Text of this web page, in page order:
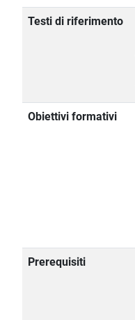
Testi di riferimento
Obiettivi formativi
Prerequisiti